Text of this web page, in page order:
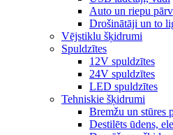
Auto un riepu
Drošinātāji un to
Vējstiklu šķidrumi
Spuldzītes
12V spuldzītes
24V spuldzītes
LED spuldzītes
Tehniskie šķidrumi
Bremžu un stūres
Destilēts ūdens,